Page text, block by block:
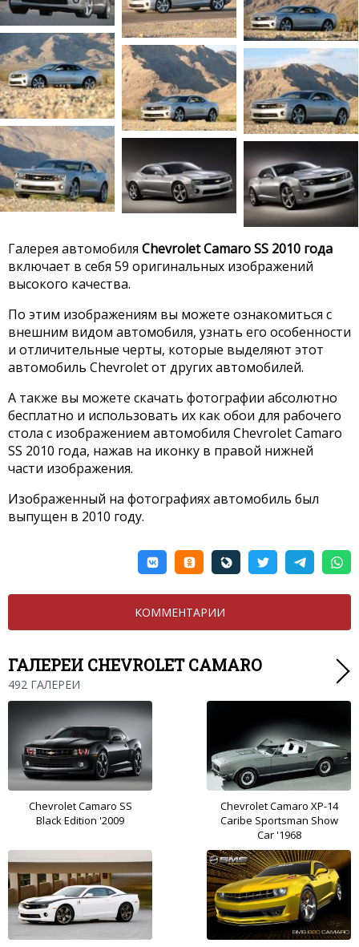
Галерея автомобиля Chevrolet Camaro SS 2010 года
включает в себя 59 оригинальных изображений
высокого качества.
По этим изображениям вы можете ознакомиться с
внешним видом автомобиля, узнать его особенности
и отличительные черты, которые выделяют этот
автомобиль Chevrolet от других автомобилей.
А также вы можете скачать фотографии абсолютно
бесплатно и использовать их как обои для рабочего
стола с изображением автомобиля Chevrolet Camaro
SS 2010 года, нажав на иконку в правой нижней
части изображения.
Изображенный на фотографиях автомобиль был
выпущен в 2010 году.
КОММЕНТАРИИ
ГАЛЕРЕИ CHEVROLET CAMARO
492 ГАЛЕРЕИ
Chevrolet Camaro SS
Black Edition '2009
Chevrolet Camaro XP-14
Caribe Sportsman Show
Car '1968